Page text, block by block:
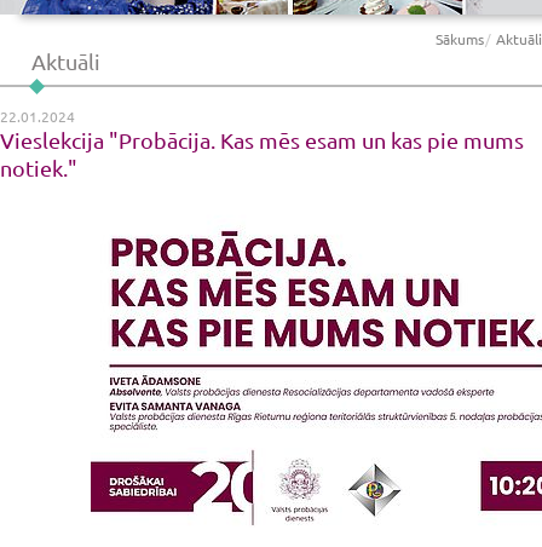
Sākums Aktuāli
Aktuāli
22.01.2024
Vieslekcija "Probācija. Kas mēs esam un kas pie mums
notiek."